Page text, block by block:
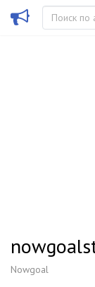
Nowgoal